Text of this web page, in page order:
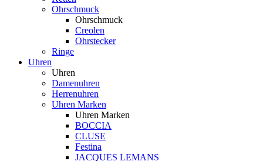
Ohrschmuck
Ohrschmuck
Creolen
Ohrstecker
Ringe
Uhren
Uhren
Damenuhren
Herrenuhren
Uhren Marken
Uhren Marken
BOCCIA
CLUSE
Festina
JACQUES LEMANS